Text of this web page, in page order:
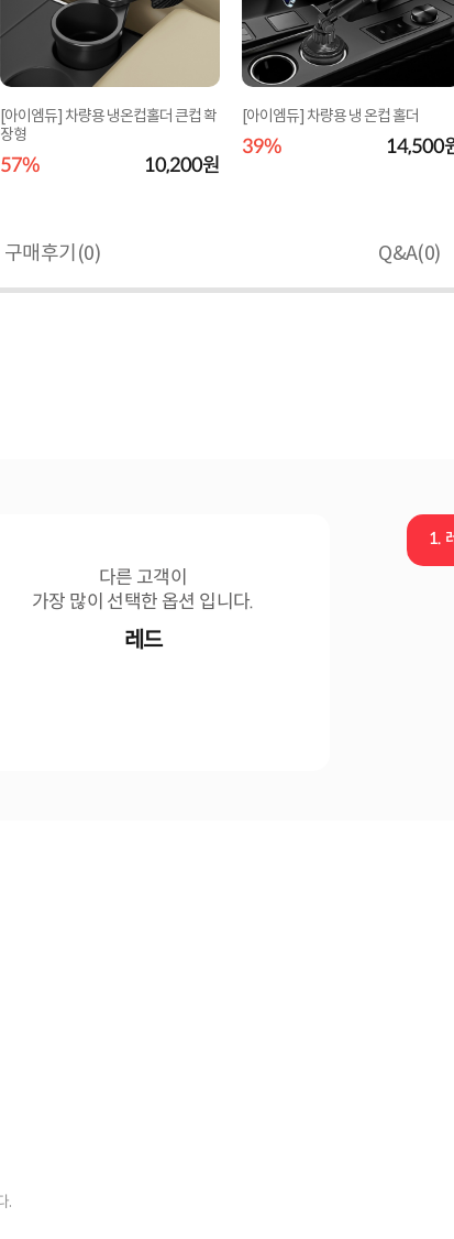
[아이엠듀] 차량용 냉온컵홀더 큰컵 확
장형
57% 10,200원
[아이엠듀] 차량용 냉 온컵 홀더
39% 14,500
구매후기(0) Q&A(0)
다른 고객이
가장 많이 선택한 옵션 입니다.
레드
1.